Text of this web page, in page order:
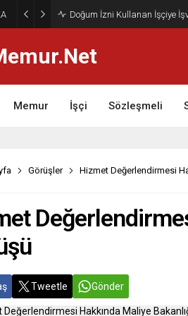
Doğum İzni Kullanan İşçiye
Memur İşçi Sözleşmeli
Görüşler Hizmet Değerlendirmesi
Tweetle Gönder